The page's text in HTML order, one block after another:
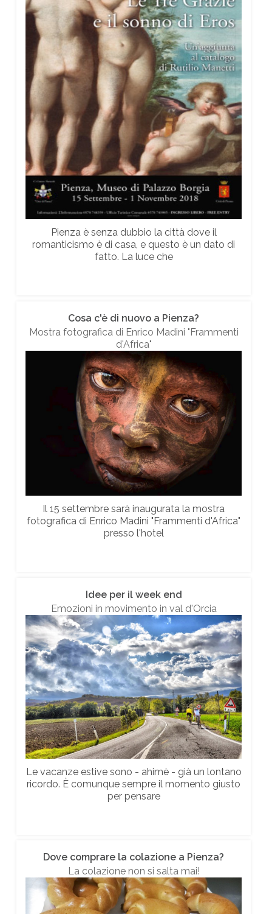
Pienza è senza dubbio la città dove il
romanticismo è di casa, e questo è un dato di
fatto. La luce che
Cosa c'è di nuovo a Pienza?
Mostra fotografica di Enrico Madini "Frammenti
d'Africa"
Il 15 settembre sarà inaugurata la mostra
fotografica di Enrico Madini "Frammenti d'Africa"
presso l'hotel
Idee per il week end
Emozioni in movimento in val d'Orcia
Le vacanze estive sono - ahimè - già un lontano
ricordo. È comunque sempre il momento giusto
per pensare
Dove comprare la colazione a Pienza?
La colazione non si salta mai!